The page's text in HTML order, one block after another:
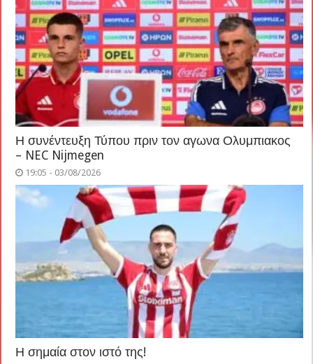
Η συνέντευξη Τύπου πριν τον αγωνα Ολυμπιακος
– NEC Nijmegen
19:05 - 03/08/2026
Η σημαία στον ιστό της!